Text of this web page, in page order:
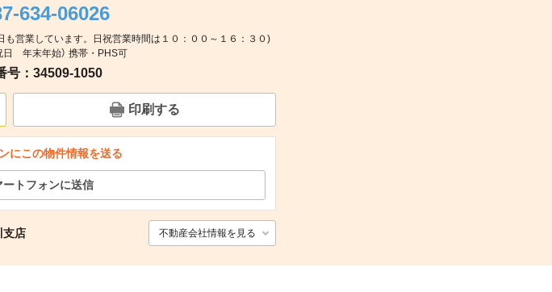
634-06026
営業しています。日祝営業時間は１０：００～１６：３０)
年末年始） 携帯・PHS可
号：34509-1050
印刷する
にこの物件情報を送る
トフォンに送信
店 不動産会社情報を見る